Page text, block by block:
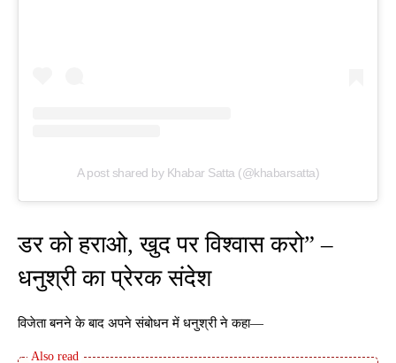
A post shared by Khabar Satta (@khabarsatta)
डर को हराओ, खुद पर विश्वास करो” –
धनुश्री का प्रेरक संदेश
विजेता बनने के बाद अपने संबोधन में धनुश्री ने कहा—